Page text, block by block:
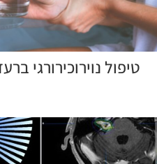
טיפול נוירוכירורגי